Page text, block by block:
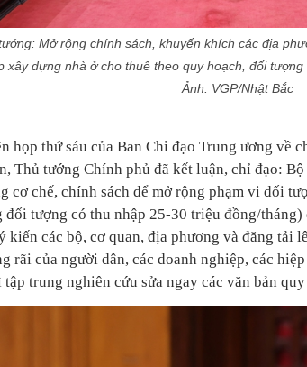
Mở rộng chính sách, khuyến khích các địa
xây dựng nhà ở cho thuê theo quy hoạch, đối
Ảnh: VGP/Nhật Bắc
họp thứ sáu của Ban Chỉ đạo Trung ương về
Thủ tướng Chính phủ đã kết luận, chỉ đạo:
cơ chế, chính sách để mở rộng phạm vi đối
đối tượng có thu nhập 25-30 triệu đồng/tháng)
kiến các bộ, cơ quan, địa phương và đăng tải
rãi của người dân, các doanh nghiệp, các
tập trung nghiên cứu sửa ngay các văn bản